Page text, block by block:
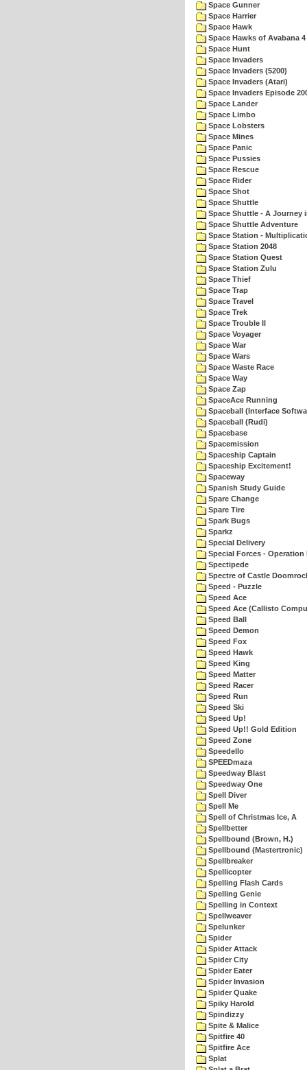
Space Gunner
Space Harrier
Space Hawk
Space Hawks of Avabana 4
Space Hunt
Space Invaders
Space Invaders (5200)
Space Invaders (Atari)
Space Invaders Episode
Space Lander
Space Limbo
Space Lobsters
Space Mines
Space Panic
Space Pussies
Space Rescue
Space Rider
Space Shot
Space Shuttle
Space Shuttle - A Journey
Space Shuttle Adventure
Space Station -
Space Station 2048
Space Station Quest
Space Station Zulu
Space Thief
Space Trap
Space Travel
Space Trek
Space Trouble II
Space Voyager
Space War
Space Wars
Space Waste Race
Space Way
Space Zap
SpaceAce Running
Spaceball (Interface
Spaceball (Rudi)
Spacebase
Spacemission
Spaceship Captain
Spaceship Excitement!
Spaceway
Spanish Study Guide
Spare Change
Spare Tire
Spark Bugs
Sparkz
Special Delivery
Special Forces - Operation
Spectipede
Spectre of Castle
Speed - Puzzle
Speed Ace
Speed Ace (Callisto
Speed Ball
Speed Demon
Speed Fox
Speed Hawk
Speed King
Speed Matter
Speed Racer
Speed Run
Speed Ski
Speed Up!
Speed Up!! Gold Edition
Speed Zone
Speedello
SPEEDmaza
Speedway Blast
Speedway One
Spell Diver
Spell Me
Spell of Christmas Ice, A
Spellbetter
Spellbound (Brown, H.)
Spellbound (Mastertronic)
Spellbreaker
Spellicopter
Spelling Flash Cards
Spelling Genie
Spelling in Context
Spellweaver
Spelunker
Spider
Spider Attack
Spider City
Spider Eater
Spider Invasion
Spider Quake
Spiky Harold
Spindizzy
Spite & Malice
Spitfire 40
Spitfire Ace
Splat